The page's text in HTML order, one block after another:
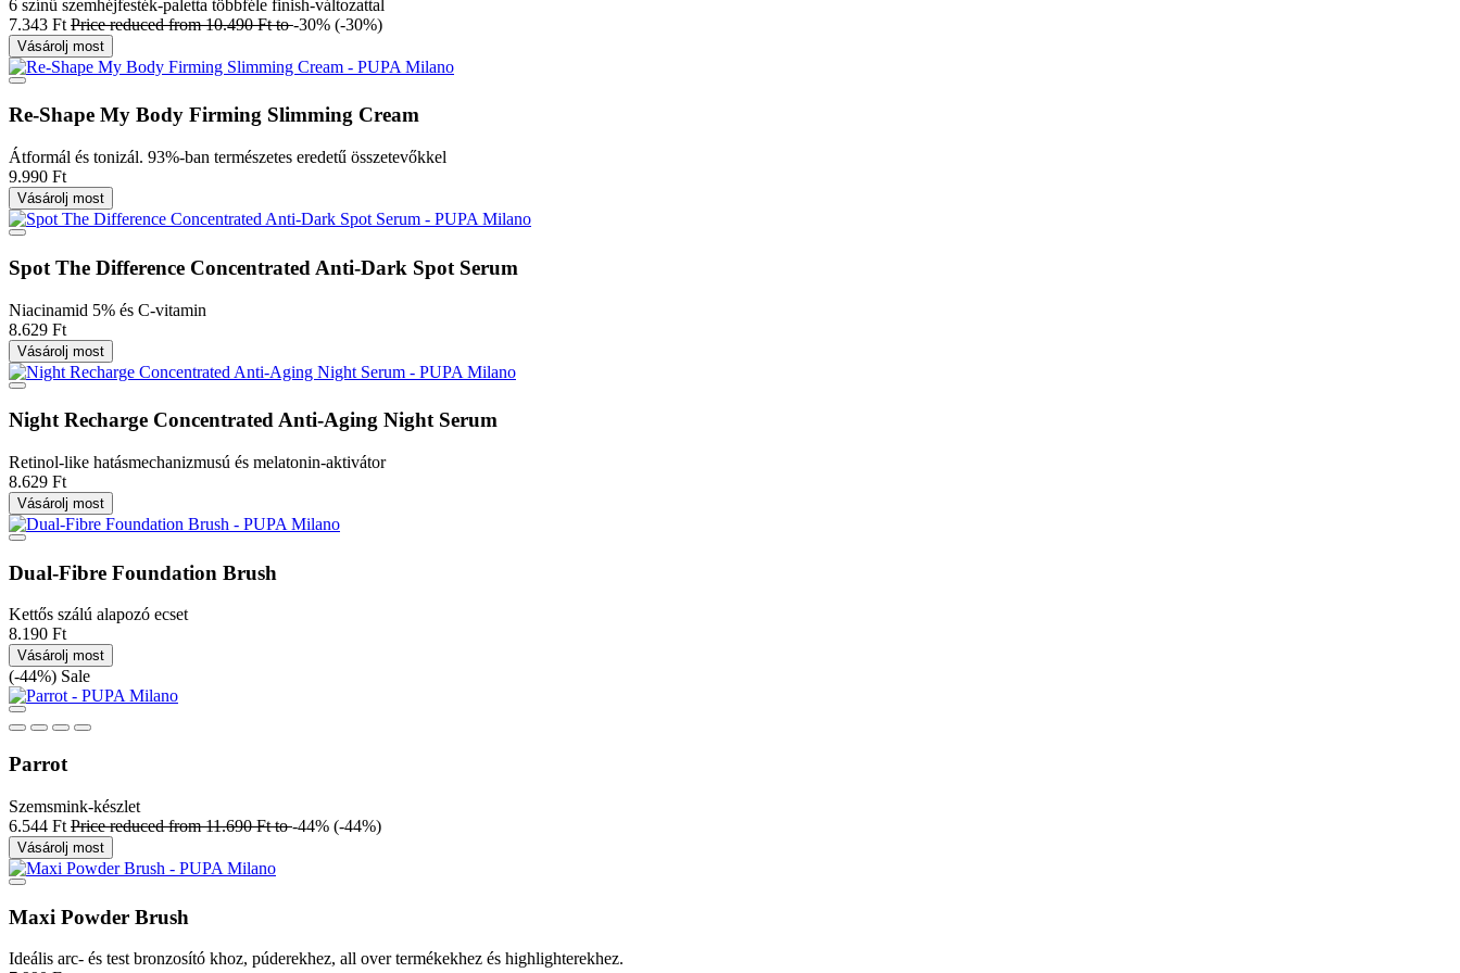
6 színű szemhéjfesték-paletta többféle finish-változattal
7.343 Ft Price reduced from10.490 Ftto-30% (-30%)
Vásárolj most
Re-Shape My Body Firming Slimming Cream
Átformál és tonizál. 93%-ban természetes eredetű összetevőkkel
9.990 Ft
Vásárolj most
Spot The Difference Concentrated Anti-Dark Spot Serum
Niacinamid 5% és C-vitamin
8.629 Ft
Vásárolj most
Night Recharge Concentrated Anti-Aging Night Serum
Retinol-like hatásmechanizmusú és melatonin-aktivátor
8.629 Ft
Vásárolj most
Dual-Fibre Foundation Brush
Kettős szálú alapozó ecset
8.190 Ft
Vásárolj most
(-44%) Sale
Parrot
Szemsmink-készlet
6.544 Ft Price reduced from11.690 Ftto-44% (-44%)
Vásárolj most
Maxi Powder Brush
Ideális arc- és test bronzosító khoz, púderekhez, all over termékekhez és highlighterekhez.